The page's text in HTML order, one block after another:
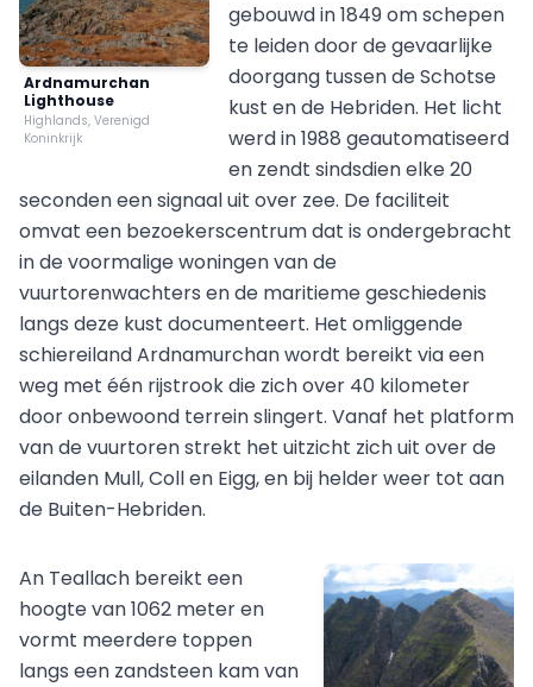
Ardnamurchan
Lighthouse
Highlands, Verenigd
Koninkrijk
gebouwd in 1849 om schepen
te leiden door de gevaarlijke
doorgang tussen de Schotse
kust en de Hebriden. Het licht
werd in 1988 geautomatiseerd
en zendt sindsdien elke 20
seconden een signaal uit over zee. De faciliteit
omvat een bezoekerscentrum dat is ondergebracht
in de voormalige woningen van de
vuurtorenwachters en de maritieme geschiedenis
langs deze kust documenteert. Het omliggende
schiereiland Ardnamurchan wordt bereikt via een
weg met één rijstrook die zich over 40 kilometer
door onbewoond terrein slingert. Vanaf het platform
van de vuurtoren strekt het uitzicht zich uit over de
eilanden Mull, Coll en Eigg, en bij helder weer tot aan
de Buiten-Hebriden.
An Teallach bereikt een
hoogte van 1062 meter en
vormt meerdere toppen
langs een zandsteen kam van